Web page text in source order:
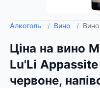
Алкоголь / Вино /
Ціна на вино
Lu'Li
червоне,